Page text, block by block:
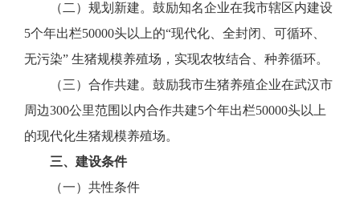
（二）规划新建。鼓励知名企业在我市辖区内建设
5个年出栏50000头以上的“现代化、全封闭、可循环、
无污染” 生猪规模养殖场，实现农牧结合、种养循环。
（三）合作共建。鼓励我市生猪养殖企业在武汉市
周边300公里范围以内合作共建5个年出栏50000头以上
的现代化生猪规模养殖场。
三、建设条件
（一）共性条件